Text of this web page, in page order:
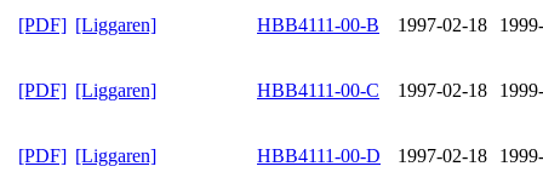
[PDF] [Liggaren] HBB4111-00-B 1997-02-18
[PDF] [Liggaren] HBB4111-00-C 1997-02-18
[PDF] [Liggaren] HBB4111-00-D 1997-02-18